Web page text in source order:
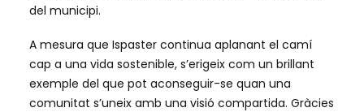
del municipi.
A mesura que Ispaster continua aplanant el camí
cap a una vida sostenible, s’erigeix com un brillant
exemple del que pot aconseguir-se quan una
comunitat s’uneix amb una visió compartida. Gràcies